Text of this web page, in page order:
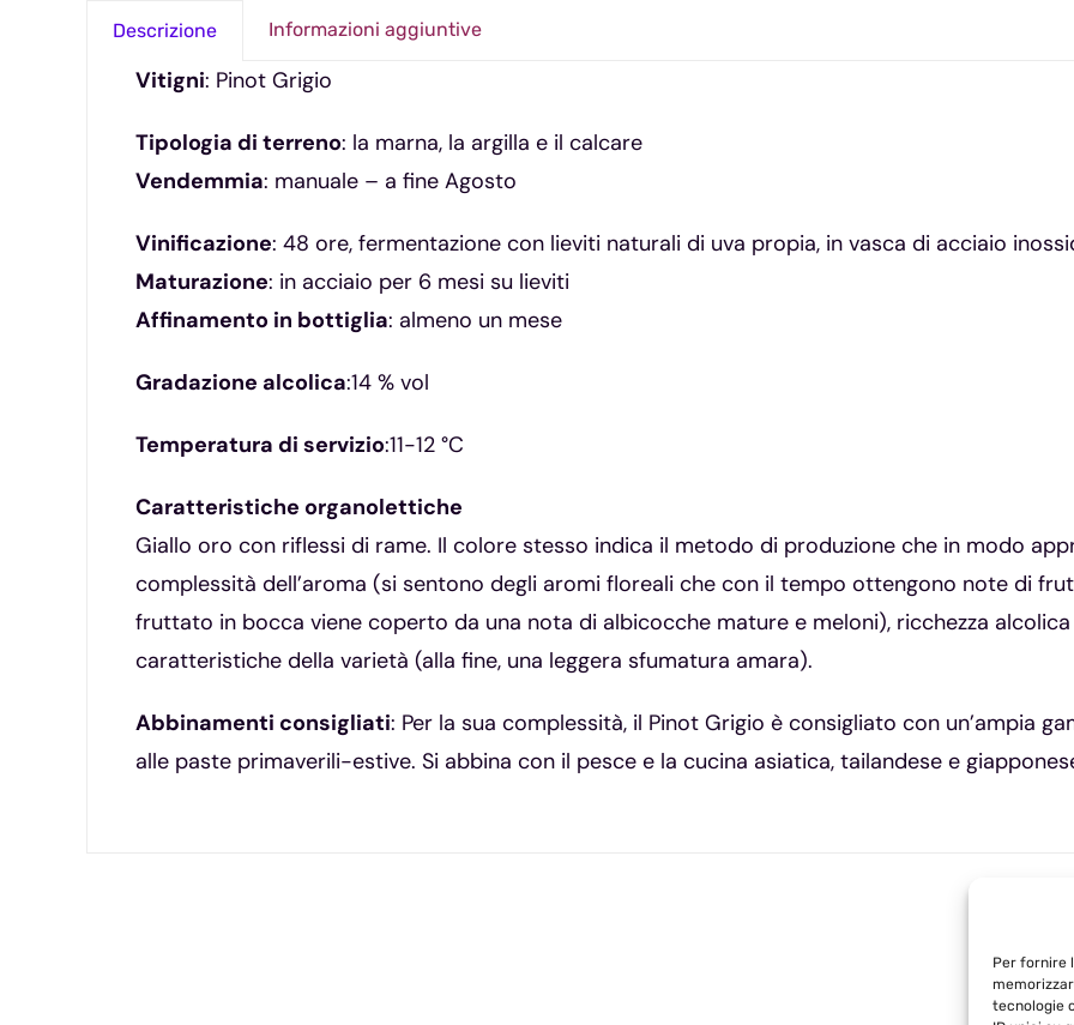
Per fornire
tecnologie
Descrizione Informazioni aggiuntive
Vitigni: Pinot Grigio
Tipologia di terreno: la marna, la argilla e il calcare
Vendemmia: manuale – a fine Agosto
Vinificazione: 48 ore, fermentazione con lieviti naturali di uva propia, in vasca di acciaio
Maturazione: in acciaio per 6 mesi su lieviti
Affinamento in bottiglia: almeno un mese
Gradazione alcolica:14 % vol
Temperatura di servizio:11-12 °C
Caratteristiche organolettiche
Giallo oro con riflessi di rame. Il colore stesso indica il metodo di produzione che in modo
complessità dell’aroma (si sentono degli aromi floreali che con il tempo ottengono note di
fruttato in bocca viene coperto da una nota di albicocche mature e meloni), ricchezza alcolica
caratteristiche della varietà (alla fine, una leggera sfumatura amara).
Abbinamenti consigliati: Per la sua complessità, il Pinot Grigio è consigliato con un’ampia
alle paste primaverili-estive. Si abbina con il pesce e la cucina asiatica, tailandese e